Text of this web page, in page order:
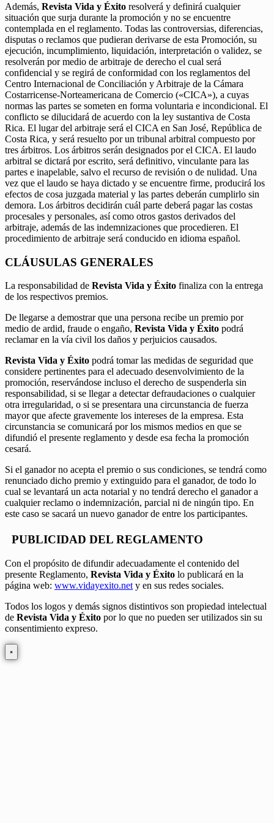
Además, Revista Vida y Éxito resolverá y definirá cualquier
situación que surja durante la promoción y no se encuentre
contemplada en el reglamento. Todas las controversias, diferencias,
disputas o reclamos que pudieran derivarse de esta Promoción, su
ejecución, incumplimiento, liquidación, interpretación o validez, se
resolverán por medio de arbitraje de derecho el cual será
confidencial y se regirá de conformidad con los reglamentos del
Centro Internacional de Conciliación y Arbitraje de la Cámara
Costarricense-Norteamericana de Comercio («CICA»), a cuyas
normas las partes se someten en forma voluntaria e incondicional. El
conflicto se dilucidará de acuerdo con la ley sustantiva de Costa
Rica. El lugar del arbitraje será el CICA en San José, República de
Costa Rica, y será resuelto por un tribunal arbitral compuesto por
tres árbitros. Los árbitros serán designados por el CICA. El laudo
arbitral se dictará por escrito, será definitivo, vinculante para las
partes e inapelable, salvo el recurso de revisión o de nulidad. Una
vez que el laudo se haya dictado y se encuentre firme, producirá los
efectos de cosa juzgada material y las partes deberán cumplirlo sin
demora. Los árbitros decidirán cuál parte deberá pagar las costas
procesales y personales, así como otros gastos derivados del
arbitraje, además de las indemnizaciones que procedieren. El
procedimiento de arbitraje será conducido en idioma español.
CLÁUSULAS GENERALES
La responsabilidad de Revista Vida y Éxito finaliza con la entrega
de los respectivos premios.
De llegarse a demostrar que una persona recibe un premio por
medio de ardid, fraude o engaño, Revista Vida y Éxito podrá
reclamar en la vía civil los daños y perjuicios causados.
Revista Vida y Éxito podrá tomar las medidas de seguridad que
considere pertinentes para el adecuado desenvolvimiento de la
promoción, reservándose incluso el derecho de suspenderla sin
responsabilidad, si se llegar a detectar defraudaciones o cualquier
otra irregularidad, o si se presentara una circunstancia de fuerza
mayor que afecte gravemente los intereses de la empresa. Esta
circunstancia se comunicará por los mismos medios en que se
difundió el presente reglamento y desde esa fecha la promoción
cesará.
Si el ganador no acepta el premio o sus condiciones, se tendrá como
renunciado dicho premio y extinguido para el ganador, de todo lo
cual se levantará un acta notarial y no tendrá derecho el ganador a
cualquier reclamo o indemnización, parcial ni de ningún tipo. En
este caso se sacará un nuevo ganador de entre los participantes.
PUBLICIDAD DEL REGLAMENTO
Con el propósito de difundir adecuadamente el contenido del
presente Reglamento, Revista Vida y Éxito lo publicará en la
página web: www.vidayexito.net y en sus redes sociales.
Todos los logos y demás signos distintivos son propiedad intelectual
de Revista Vida y Éxito por lo que no pueden ser utilizados sin su
consentimiento expreso.
×